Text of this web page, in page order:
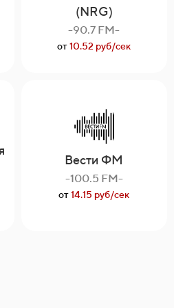
(NRG)
-90.7 FM-
от10.52 руб/сек
Вести ФМ
-100.5 FM-
от14.15 руб/сек